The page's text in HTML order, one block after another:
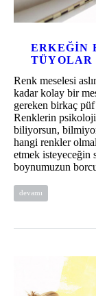
ERKEĞIN
TÜYOLAR
Renk meselesi
kadar kolay bir
gereken birkaç püf
Renklerin
biliyorsun,
hangi renkler
etmek isteyeceğin
boynumuzun
devamı